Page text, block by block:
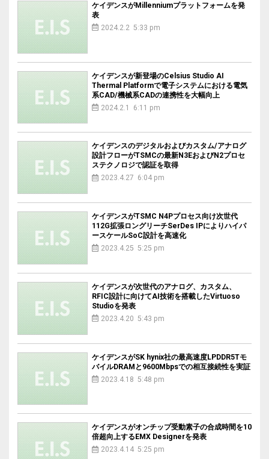
ケイデンスがMillenniumプラットフォームを発
表
2024.2.2 5:33 pm
ケイデンスが新登場のCelsius Studio AI
Thermal Platformで電子システムにおける電気
系CAD/機械系CADの連携性を大幅向上
2024.2.1 6:11 pm
ケイデンスのデジタルおよびカスタム/アナログ
設計フローがTSMCの最新N3EおよびN2プロセ
ステクノロジで認証を取得
2023.4.27 6:04 pm
ケイデンスがTSMC N4Pプロセス向け次世代
112G拡張ロングリーチSerDes IPによりハイパ
ースケールSoC設計を高速化
2023.4.25 5:25 pm
ケイデンスが次世代のアナログ、カスタム、
RFIC設計に向けてAI技術を搭載したVirtuoso
Studioを発表
2023.4.20 5:43 pm
ケイデンスがSK hynix社の最高速度LPDDR5Tモ
バイルDRAMと9600Mbpsでの相互接続性を実証
2023.4.18 5:48 pm
ケイデンスがオンチップ受動素子の合成時間を10
倍超向上するEMX Designerを発表
2023.4.14 5:25 pm